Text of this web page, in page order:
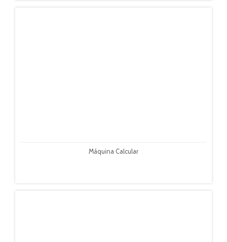
Máquina Calcular